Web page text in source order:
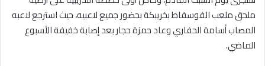
ملحق ملعب الفوسفاط بخريبكة بحضور جميع لاعبيه، حيث استرجع لاعبه
المصاب أسامة الحفاري وعاد حمزة حجار بعد إصابة خفيفة الأسبوع
الماضي.